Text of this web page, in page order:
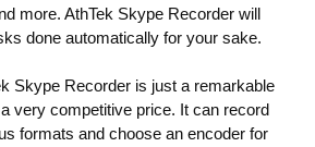
more. AthTek Skype Recorder will
done automatically for your sake.
Skype Recorder is just a remarkable
very competitive price. It can record
formats and choose an encoder for